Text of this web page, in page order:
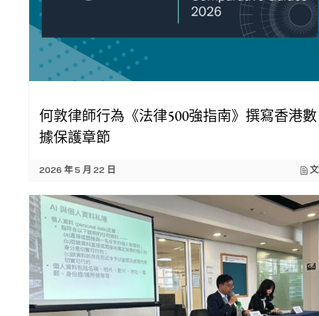
何敦律師行為《法律500強指南》撰寫香港數
據保護章節
2026 年 5 月 22 日